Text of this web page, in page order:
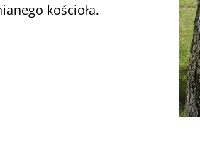
kościoła.